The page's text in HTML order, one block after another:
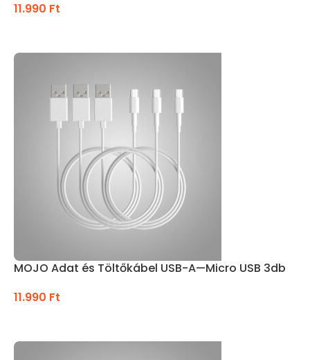
11.990 Ft
MOJO Adat és Töltőkábel USB-A—Micro USB 3db
11.990 Ft